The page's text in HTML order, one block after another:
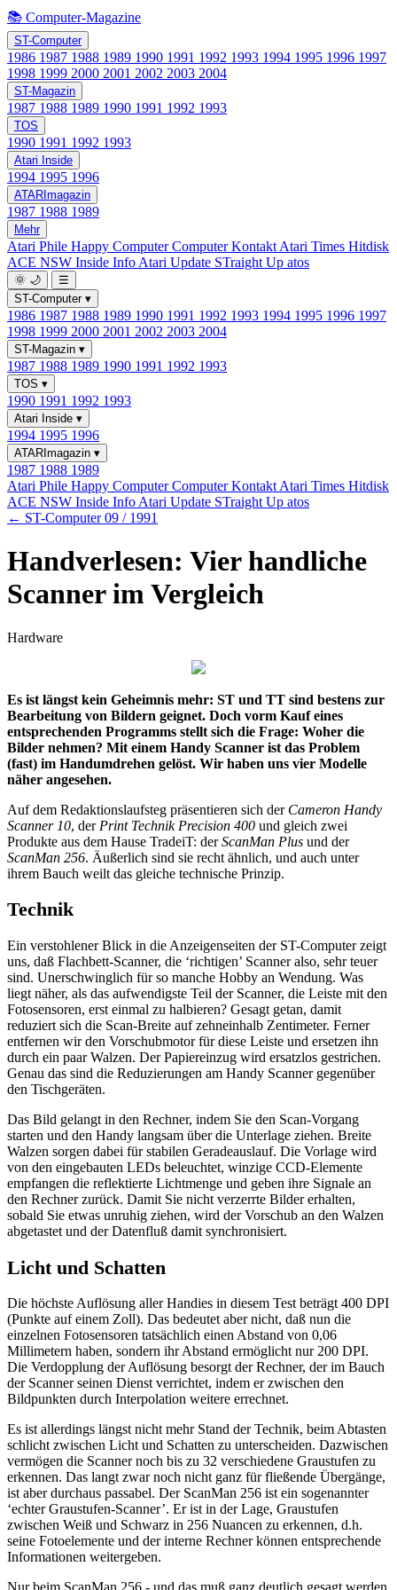
📚 Computer-Magazine
ST-Computer
1986 1987 1988 1989 1990 1991 1992 1993 1994 1995 1996 1997
1998 1999 2000 2001 2002 2003 2004
ST-Magazin
1987 1988 1989 1990 1991 1992 1993
TOS
1990 1991 1992 1993
Atari Inside
1994 1995 1996
ATARImagazin
1987 1988 1989
Mehr
Atari Phile Happy ComputerComputer Kontakt Atari Times Hitdisk
ACE NSW Inside Info Atari Update STraight Up atos
🌞 🌙
☰
ST-Computer ▾
1986 1987 1988 1989 1990 1991 1992 1993 1994 1995 1996 1997
1998 1999 2000 2001 2002 2003 2004
ST-Magazin ▾
1987 1988 1989 1990 1991 1992 1993
TOS ▾
1990 1991 1992 1993
Atari Inside ▾
1994 1995 1996
ATARImagazin ▾
1987 1988 1989
Atari Phile Happy ComputerComputer Kontakt Atari Times Hitdisk
ACE NSW Inside Info Atari Update STraight Up atos
← ST-Computer 09 / 1991
Handverlesen: Vier handliche
Scanner im Vergleich
Hardware
Es ist längst kein Geheimnis mehr: ST und TT sind bestens zur
Bearbeitung von Bildern geignet. Doch vorm Kauf eines
entsprechenden Programms stellt sich die Frage: Woher die
Bilder nehmen? Mit einem Handy Scanner ist das Problem
(fast) im Handumdrehen gelöst. Wir haben uns vier Modelle
näher angesehen.
Auf dem Redaktionslaufsteg präsentieren sich der Cameron Handy
Scanner 10, der Print Technik Precision 400 und gleich zwei
Produkte aus dem Hause TradeiT: derScanMan Plus und der
ScanMan 256. Äußerlich sind sie recht ähnlich, und auch unter
ihrem Bauch weilt das gleiche technische Prinzip.
Technik
Ein verstohlener Blick in die Anzeigenseiten der ST-Computer zeigt
uns, daß Flachbett-Scanner, die ‘richtigen’ Scanner also, sehr teuer
sind. Unerschwinglich für so manche Hobby an Wendung. Was
liegt näher, als das aufwendigste Teil der Scanner, die Leiste mit den
Fotosensoren, erst einmal zu halbieren? Gesagt getan, damit
reduziert sich die Scan-Breite auf zehneinhalb Zentimeter. Ferner
entfernen wir den Vorschubmotor für diese Leiste und ersetzen ihn
durch ein paar Walzen. Der Papiereinzug wird ersatzlos gestrichen.
Genau das sind die Reduzierungen am Handy Scanner gegenüber
den Tischgeräten.
Das Bild gelangt in den Rechner, indem Sie den Scan-Vorgang
starten und den Handy langsam über die Unterlage ziehen. Breite
Walzen sorgen dabei für stabilen Geradeauslauf. Die Vorlage wird
von den eingebauten LEDs beleuchtet, winzige CCD-Elemente
empfangen die reflektierte Lichtmenge und geben ihre Signale an
den Rechner zurück. Damit Sie nicht verzerrte Bilder erhalten,
sobald Sie etwas unruhig ziehen, wird der Vorschub an den Walzen
abgetastet und der Datenfluß damit synchronisiert.
Licht und Schatten
Die höchste Auflösung aller Handies in diesem Test beträgt 400 DPI
(Punkte auf einem Zoll). Das bedeutet aber nicht, daß nun die
einzelnen Fotosensoren tatsächlich einen Abstand von 0,06
Millimetern haben, sondern ihr Abstand ermöglicht nur 200 DPI.
Die Verdopplung der Auflösung besorgt der Rechner, der im Bauch
der Scanner seinen Dienst verrichtet, indem er zwischen den
Bildpunkten durch Interpolation weitere errechnet.
Es ist allerdings längst nicht mehr Stand der Technik, beim Abtasten
schlicht zwischen Licht und Schatten zu unterscheiden. Dazwischen
vermögen die Scanner noch bis zu 32 verschiedene Graustufen zu
erkennen. Das langt zwar noch nicht ganz für fließende Übergänge,
ist aber durchaus passabel. Der ScanMan 256 ist ein sogenannter
‘echter Graustufen-Scanner’. Er ist in der Lage, Graustufen
zwischen Weiß und Schwarz in 256 Nuancen zu erkennen, d.h.
seine Fotoelemente und der interne Rechner können entsprechende
Informationen weitergeben.